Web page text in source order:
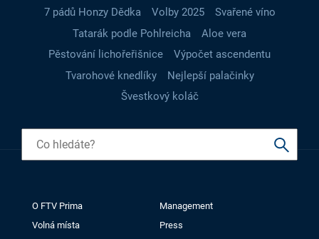
7 pádů Honzy Dědka
Volby 2025
Svařené víno
Tatarák podle Pohlreicha
Aloe vera
Pěstování lichořeřišnice
Výpočet ascendentu
Tvarohové knedlíky
Nejlepší palačinky
Švestkový koláč
O FTV Prima
Management
Volná místa
Press